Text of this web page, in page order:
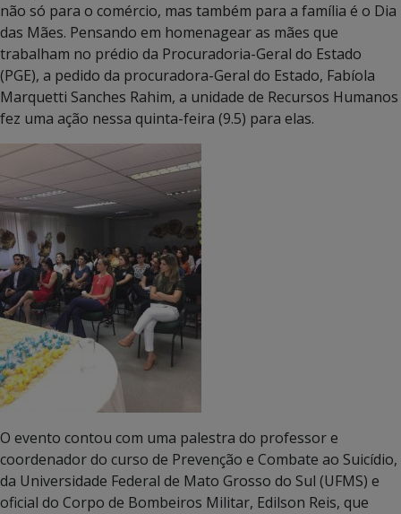
não só para o comércio, mas também para a família é o Dia
das Mães. Pensando em homenagear as mães que
trabalham no prédio da Procuradoria-Geral do Estado
(PGE), a pedido da procuradora-Geral do Estado, Fabíola
Marquetti Sanches Rahim, a unidade de Recursos Humanos
fez uma ação nessa quinta-feira (9.5) para elas.
O evento contou com uma palestra do professor e
coordenador do curso de Prevenção e Combate ao Suicídio,
da Universidade Federal de Mato Grosso do Sul (UFMS) e
oficial do Corpo de Bombeiros Militar, Edilson Reis, que